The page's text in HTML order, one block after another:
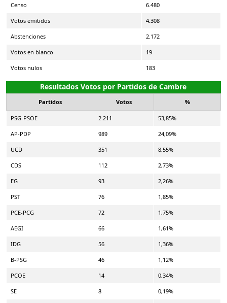
Censo 6.480
Votos emitidos 4.308
Abstenciones 2.172
Votos en blanco 19
Votos nulos 183
Resultados Votos por Partidos de Cambre
Partidos Votos %
PSG-PSOE 2.211 53,85%
AP-PDP 989 24,09%
UCD 351 8,55%
CDS 112 2,73%
EG 93 2,26%
PST 76 1,85%
PCE-PCG 72 1,75%
AEGI 66 1,61%
IDG 56 1,36%
B-PSG 46 1,12%
PCOE 14 0,34%
SE 8 0,19%